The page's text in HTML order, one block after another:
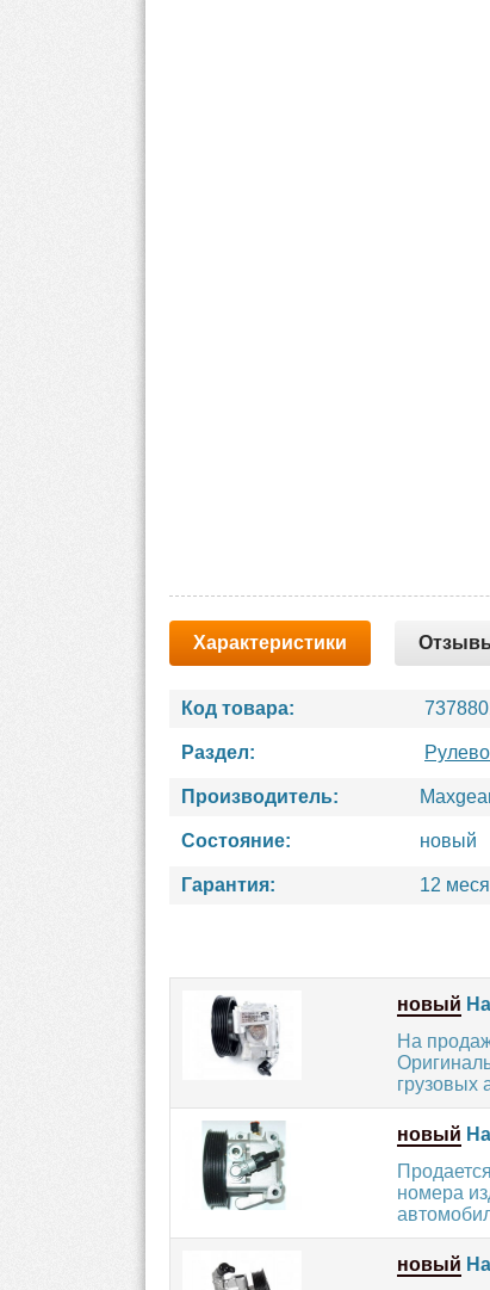
Характеристики
Код товара:
Раздел:
Производитель:
Состояние: новый
Гарантия: 12
новый
На
грузовых
новый
номера
новый